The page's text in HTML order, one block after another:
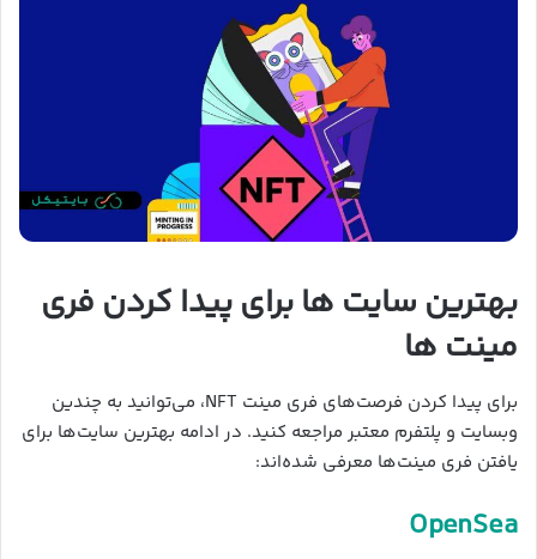
بهترین سایت ها برای پیدا کردن فری
مینت ها
برای پیدا کردن فرصت‌های فری مینت NFT، می‌توانید به چندین
وبسایت و پلتفرم معتبر مراجعه کنید. در ادامه بهترین سایت‌ها برای
یافتن فری مینت‌ها معرفی شده‌اند:
OpenSea